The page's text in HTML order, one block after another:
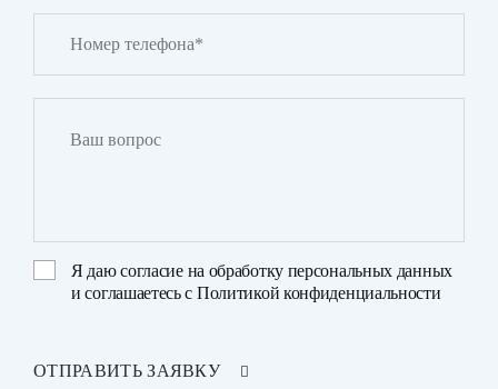
Я даюсогласие на обработку персональных данных
и соглашаетесь с Политикой конфиденциальности
ОТПРАВИТЬ ЗАЯВКУ